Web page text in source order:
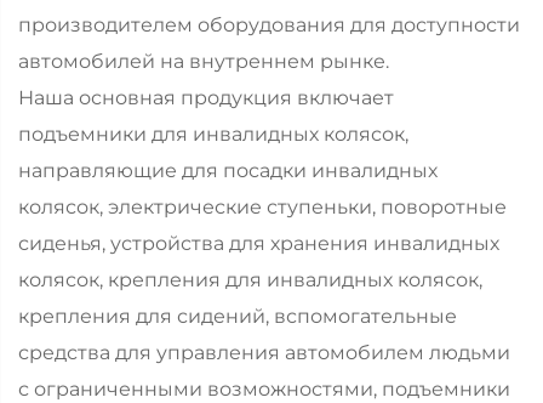
производителем оборудования для доступности
автомобилей на внутреннем рынке.
Наша основная продукция включает
подъемники для инвалидных колясок,
направляющие для посадки инвалидных
колясок, электрические ступеньки, поворотные
сиденья, устройства для хранения инвалидных
колясок, крепления для инвалидных колясок,
крепления для сидений, вспомогательные
средства для управления автомобилем людьми
с ограниченными возможностями, подъемники